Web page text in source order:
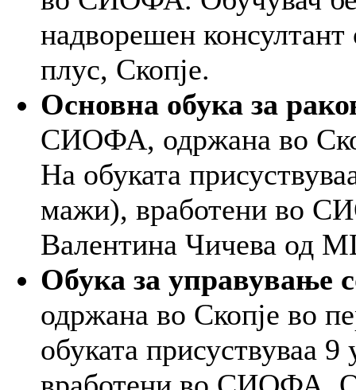
надворешен консултант
плус, Скопје.
Основна обука за
СИОФА, одржана во
На обуката
мажи), вработени во
Валентина Чичева од
Обука за управување
одржана во Скопје во
обуката присуствуваа